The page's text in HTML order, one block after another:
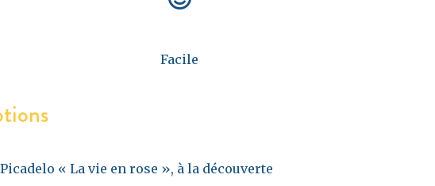
Facile
« La vie en rose », à la découverte